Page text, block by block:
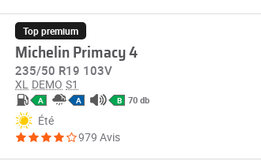
Top premium
Michelin Primacy 4
235/50 R19 103V
XL DEMO S1
A A B 70 db
Été
979 Avis